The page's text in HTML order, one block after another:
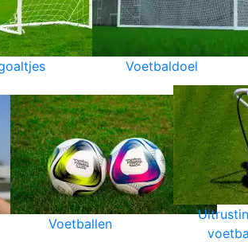
Voetbaldoel
Voetballen